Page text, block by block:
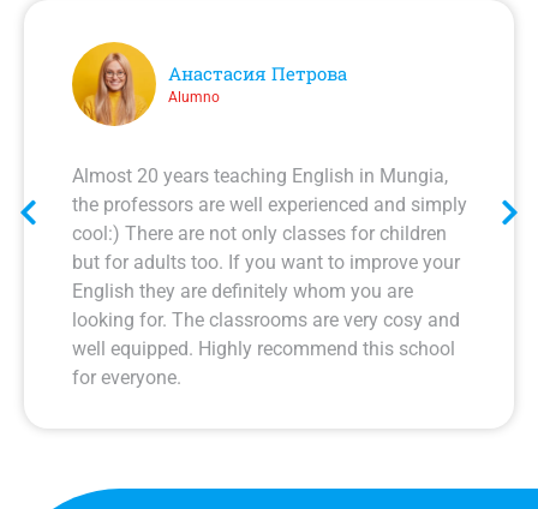
Анастасия Петрова
Alumno
Almost 20 years teaching English in Mungia,
the professors are well experienced and simply
cool:) There are not only classes for children
but for adults too. If you want to improve your
English they are definitely whom you are
looking for. The classrooms are very cosy and
well equipped. Highly recommend this school
for everyone.